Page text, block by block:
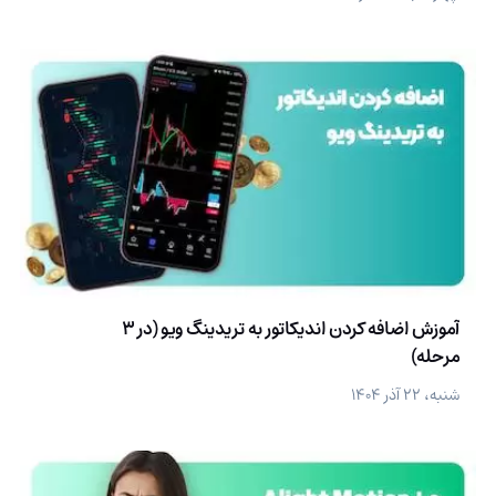
آموزش اضافه کردن اندیکاتور به تریدینگ ویو (در 3
مرحله)
شنبه، ۲۲ آذر ۱۴۰۴